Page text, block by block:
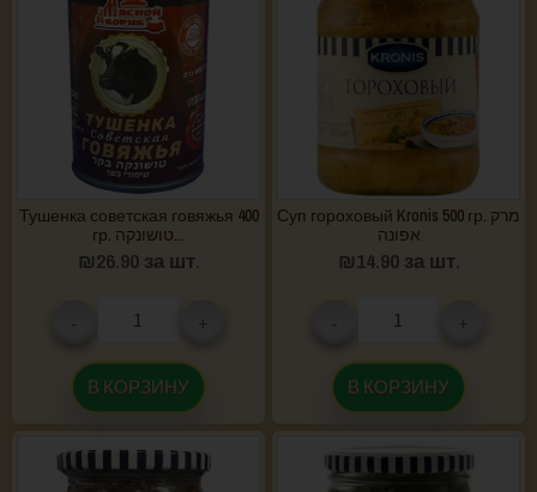
Тушенка советская говяжья 400
гр. טושונקה...
₪26.90 за шт.
В КОРЗИНУ
Суп гороховый Kronis 500 гр. מרק
אפונה
₪14.90 за шт.
В КОРЗИНУ